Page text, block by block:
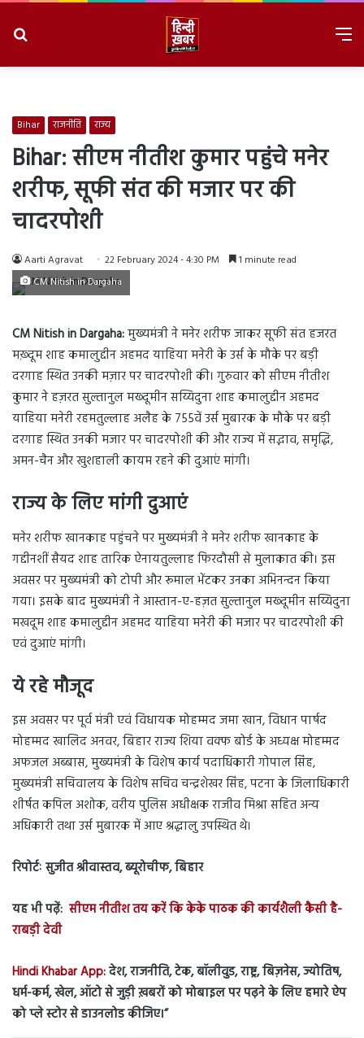
Bihar राजनीति राज्य
Bihar: सीएम नीतीश कुमार पहुंचे मनेर
शरीफ, सूफी संत की मजार पर की
चादरपोशी
Aarti Agravat 22 February 2024 - 4:30 PM 1 minute read
CM Nitish in Dargaha
CM Nitish in Dargaha:मुख्यमंत्री ने मनेर शरीफ जाकर सूफी संत हजरत
मख़्दूम शाह कमालुद्दीन अहमद याहिया मनेरी के उर्स के मौके पर बड़ी
दरगाह स्थित उनकी मज़ार पर चादरपोशी की। गुरुवार को सीएम नीतीश
कुमार ने हज़रत सुल्तानुल मख्दूमीन सय्यिदुना शाह कमालुद्दीन अहमद
याहिया मनेरी रहमतुल्लाह अलैह के 755वें उर्स मुबारक के मौके पर बड़ी
दरगाह स्थित उनकी मजार पर चादरपोशी की और राज्य में स‌द्भाव, समृद्धि,
अमन-चैन और खुशहाली कायम रहने की दुआएं मांगी।
राज्य के लिए मांगी दुआएं
मनेर शरीफ खानकाह पहुंचने पर मुख्यमंत्री ने मनेर शरीफ खानकाह के
गद्दीनशीं सैयद शाह तारिक ऐनायतुल्लाह फिरदौसी से मुलाकात की। इस
अवसर पर मुख्यमंत्री को टोपी और रूमाल भेंटकर उनका अभिनन्दन किया
गया। इसके बाद मुख्यमंत्री ने आस्तान-ए-हज़त सुल्तानुल मख्दूमीन सय्यिदुना
मखदूम शाह कमालुद्दीन अहमद याहिया मनेरी की मजार पर चादरपोशी की
एवं दुआएं मांगी।
ये रहे मौजूद
इस अवसर पर पूर्व मंत्री एवं विधायक मोहम्मद जमा खान, विधान पार्षद
मोहम्मद खालिद अनवर, बिहार राज्य शिया वक्फ बोर्ड के अध्यक्ष मोहम्मद
अफजल अब्बास, मुख्यमंत्री के विशेष कार्य पदाधिकारी गोपाल सिंह,
मुख्यमंत्री सचिवालय के विशेष सचिव चन्द्रशेखर सिंह, पटना के जिलाधिकारी
शीर्षत कपिल अशोक, वरीय पुलिस अधीक्षक राजीव मिश्रा सहित अन्य
अधिकारी तथा उर्स मुबारक में आए श्रद्धालु उपस्थित थे।
रिपोर्टः सुजीत श्रीवास्तव, ब्यूरोचीफ, बिहार
यह भी पढ़ें: सीएम नीतीश तय करें कि केके पाठक की कार्यशैली कैसी है-
राबड़ी देवी
Hindi Khabar App:देश, राजनीति, टेक, बॉलीवुड, राष्ट्र, बिज़नेस, ज्योतिष,
धर्म-कर्म, खेल, ऑटो से जुड़ी ख़बरों को मोबाइल पर पढ़ने के लिए हमारे ऐप
को प्ले स्टोर से डाउनलोड कीजिए।”